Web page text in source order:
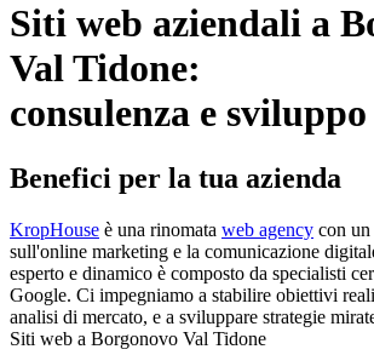
Siti web aziendali a
Val Tidone:
consulenza e sviluppo
Benefici per la tua azienda
KropHouse è una rinomata web agency con
sull'online marketing e la comunicazione
esperto e dinamico è composto da specialisti
Google. Ci impegniamo a stabilire obiettivi
analisi di mercato, e a sviluppare strategie
Siti web a Borgonovo Val Tidone